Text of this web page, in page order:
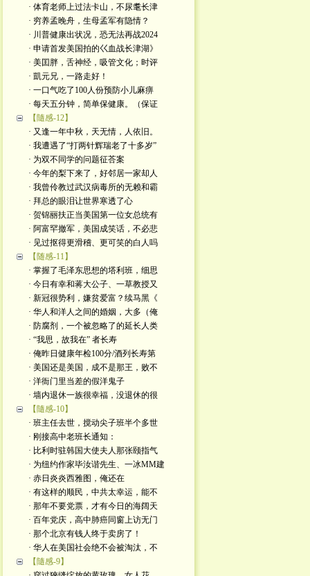
· 体育老师上过法卡山，不尿耄长津
· 穷养孟晚舟，生母孟军有隐情？
· 川普健康出状况，恐无法再战2024
· 申请首发美国拍的巜血战长津湖》
· 美囯胖，舌神经，吸管文化；时评
· 凱元兄，一路走好！
· 一口气吃了100人份预防小儿麻痹
· 每天五分钟，简单保健康。（保证
【隨感-12】
· 又逢一年中秋，天无情，人依旧。
· 我遭遇了“打两针辉瑞老了十多岁”
· 为双不同学的问题征荅案
· 今年的梨下来了，好邻居一家却人
· 我曾伶教过武汉病毒所的无赖和霸
· 拜总的眼泪让世界寒透了心
· 贺锦丽扶正当美国第一位女总统有
· 阿富罕撤军，美国成笑话，不必悲
· 见过抠得更滑稽、更可笑的白人吗
【随感-11】
· 掌握了毛泽东思想的塔利班，细思
· 今日有幸和蒋大公子、一草教授又
· 新冠很势利，嫌贫爱富？续马黑《
· 华人和洋人之间的婚姻，大多（俺
· 防腐剂，一个被忽略了的延长人类
· “我思，故我在” 者长寿
· 俺昨日健康年检100分/酒列长寿第
· 美国还是美国，成不是那王，败不
· 洋衙门里当差的假洋鬼子
· 墙内退休一族很幸福，没退休的很
【隨感-10】
· 班主任去世，搅动尖子班半个多世
· 刚接高中老班长通知：
· 比利时驻韩国大使夫人那张颐指气
· 为纽约作家毕汝谐先生、一冰MM建
· 赤日炎炎西雅图，俺还在
· 有这样的顺民，中共太幸运，能不
· 那年不要党票，才有今日的海阔天
· 百年党庆，高中肺癌同窗上访无门
· 那个北京有钱人终于卖房了！
· 华人在美国社会绝不会被淘汰，不
【隨感-9】